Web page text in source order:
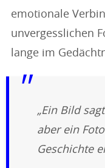
emotionale
unvergesslichen
lange im
„Ein Bild
aber ein
Geschichte